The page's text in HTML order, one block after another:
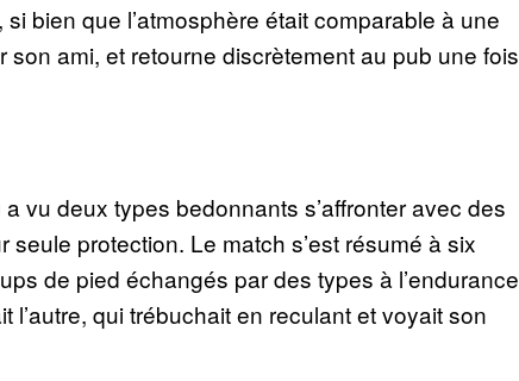
bien que l’atmosphère était comparable à une
ami, et retourne discrètement au pub une fois
vu deux types bedonnants s’affronter avec des
protection. Le match s’est résumé à six
de pied échangés par des types à l’endurance
l’autre, qui trébuchait en reculant et voyait son